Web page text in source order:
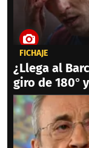
FICHAJE
¿Llega al
giro de 180°